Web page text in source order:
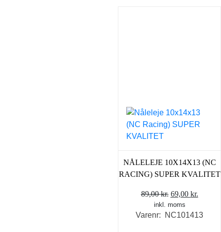
NÅLELEJE 10X14X13 (NC
RACING) SUPER KVALITET
89,00kr. Den
oprindelige
pris
69,00 kr.Den
pris
inkl. moms
Varenr: NC101413